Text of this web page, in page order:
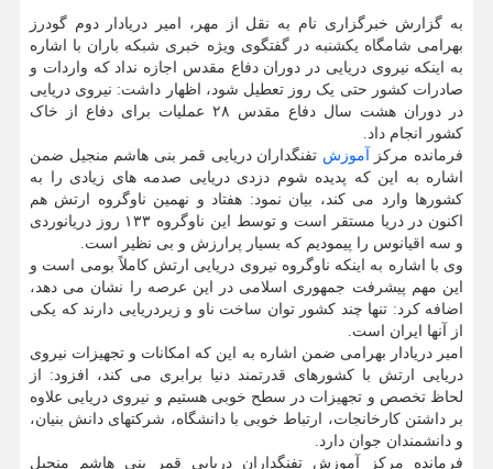
به گزارش خبرگزاری نام به نقل از مهر، امیر دریادار دوم گودرز
بهرامی شامگاه یکشنبه در گفتگوی ویژه خبری شبکه باران با اشاره
به اینکه نیروی دریایی در دوران دفاع مقدس اجازه نداد که واردات و
صادرات کشور حتی یک روز تعطیل شود، اظهار داشت: نیروی دریایی
در دوران هشت سال دفاع مقدس ۲۸ عملیات برای دفاع از خاک
کشور انجام داد.
فرمانده مرکز آموزش تفنگداران دریایی قمر بنی هاشم منجیل ضمن
اشاره به این که پدیده شوم دزدی دریایی صدمه های زیادی را به
کشورها وارد می کند، بیان نمود: هفتاد و نهمین ناوگروه ارتش هم
اکنون در دریا مستقر است و توسط این ناوگروه ۱۳۳ روز دریانوردی
و سه اقیانوس را پیمودیم که بسیار پرارزش و بی نظیر است.
وی با اشاره به اینکه ناوگروه نیروی دریایی ارتش کاملاً بومی است و
این مهم پیشرفت جمهوری اسلامی در این عرصه را نشان می دهد،
اضافه کرد: تنها چند کشور توان ساخت ناو و زیردریایی دارند که یکی
از آنها ایران است.
امیر دریادار بهرامی ضمن اشاره به این که امکانات و تجهیزات نیروی
دریایی ارتش با کشورهای قدرتمند دنیا برابری می کند، افزود: از
لحاظ تخصص و تجهیزات در سطح خوبی هستیم و نیروی دریایی علاوه
بر داشتن کارخانجات، ارتباط خوبی با دانشگاه، شرکتهای دانش بنیان،
و دانشمندان جوان دارد.
فرمانده مرکز آموزش تفنگداران دریایی قمر بنی هاشم منجیل